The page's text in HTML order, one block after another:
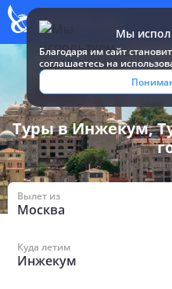
Мы
Благодаря им сайт
соглашаетесь на
Все туры и путевки /
Туры в Инжекум,
Вылет из
Москва
Куда летим
Инжекум